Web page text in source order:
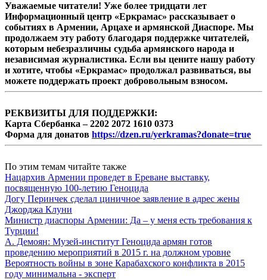
Уважаемые читатели! Уже более тридцати лет
Информационный центр «Еркрамас» рассказывает о
событиях в Армении, Арцахе и армянской Диаспоре. Мы
продолжаем эту работу благодаря поддержке читателей,
которым небезразличны судьба армянского народа и
независимая журналистика. Если вы цените нашу работу
и хотите, чтобы «Еркрамас» продолжал развиваться, вы
можете поддержать проект добровольным взносом.
РЕКВИЗИТЫ ДЛЯ ПОДДЕРЖКИ:
Карта Сбербанка – 2202 2072 1610 0373
Форма для донатов https://dzen.ru/yerkramas?donate=true
По этим темам читайте также
Нацархив Армении проведет в Ереване выставку,
посвященную 100-летию Геноцида
Догу Перинчек сделал циничное заявление в адрес жены
Джорджа Клуни
Министр диаспоры Армении: Да – у меня есть требования к
Турции!
А. Демоян: Музей-институт Геноцида армян готов
проведению мероприятий в 2015 г. на должном уровне
Вероятность войны в зоне Карабахского конфликта в 2015
году минимальна - эксперт